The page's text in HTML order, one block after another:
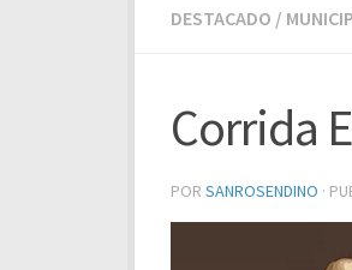
DESTACADO /
Corrida
POR SANROSENDINO ·